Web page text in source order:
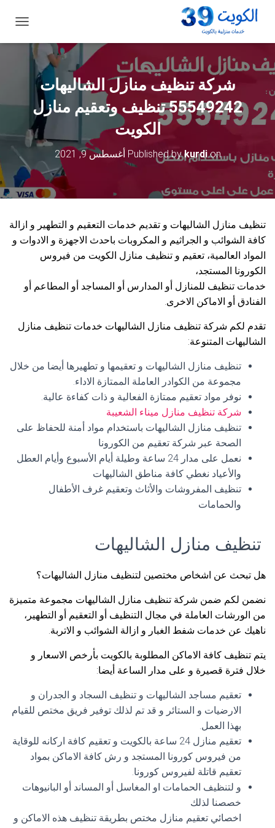
ب
ق
شركة تنظيف منازل الشاليهات
55549242 تنظيف وتعقيم منازل
الكويت
Published bykurdion أغسطس 9, 2021
تنظيف منازل الشاليهات و تقديم خدمات التعقيم و التطهير و ازالة
كافة الشوائب و الجراثيم و المكروبات باحدث الاجهزة و الادوات و
المواد العالمية، تعقيم و تنظيف منازل الكويت من فيروس
الكورونا المستجد،
خدمات تنظيف للمنازل أو المدارس أو المساجد أو المطاعم أو
الفنادق أو الاماكن الاخرى.
تقدم لكم شركة تنظيف منازل الشاليهات خدمات تنظيف منازل
الشاليهات المتنوعة:
تنظيف منازل الشاليهات و تعقيمها و تطهيرها أيضا من خلال
مجموعة من الكوادر العاملة الممتازة الاداء.
نوفر مواد تعقيم ممتازة الفعالية و ذات كفاءة عالية.
شركة تنظيف منازل ميناء الشعيبة
تنظيف منازل الشاليهات باستخدام مواد أمنة للحفاظ على
الصحة عبر شركة تعقيم من الكورونا
نعمل على مدار 24 ساعة وطيلة أيام الأسبوع وأيام العطل
والأعياد نغطي كافة مناطق الشاليهات
تنظيف المفروشات والأثاث وتعقيم غرف الأطفال
والحمامات
تنظيف منازل الشاليهات
هل تبحث عن اشخاص مختصين لتنظيف منازل الشاليهات؟
نضمن لكم ضمن شركة تنظيف منازل الشاليهات مجموعة متميزة
من الورشات العاملة في مجال التنظيف أو التعقيم أو التطهير،
ناهيك عن خدمات شفط الغبار و ازالة الشوائب و الاتربة.
يتم تنظيف كافة الاماكن المطلوبة بالكويت بأرخص الاسعار و
خلال فترة قصيرة و على مدار الساعة أيضا:
تعقيم مساجد الشاليهات و تنظيف السجاد و الجدران و
الارضيات و الستائر و قد تم لذلك توفير فريق مختص للقيام
بهذا العمل.
تعقيم منازل 24 ساعة بالكويت و تعقيم كافة اركانه للوقاية
من فيروس كورونا المستجد و رش كافة الاماكن بمواد
تعقيم قاتلة لفيروس كورونا.
و لتنظيف الحمامات او المغاسل أو المساند أو البانيوهات
خصصنا لذلك
اخصائي تعقيم منازل مختص بطريقة تنظيف هذه الاماكن و